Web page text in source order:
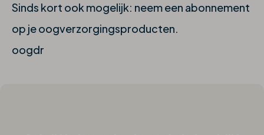
Sinds kort ook mogelijk: neem een abonnement
op je oogverzorgingsproducten.
oogdr